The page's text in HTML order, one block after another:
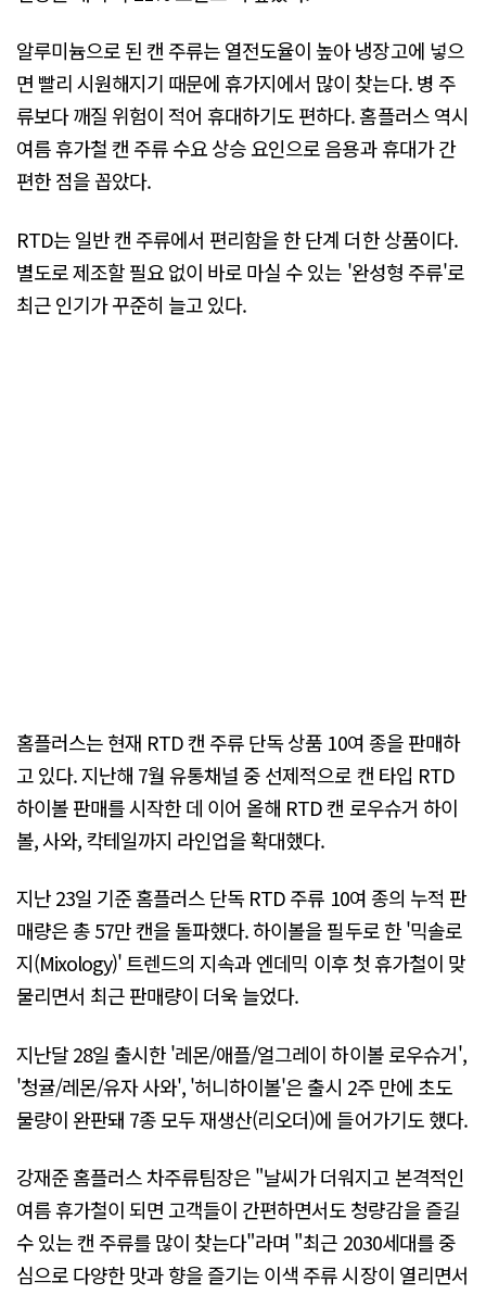
알루미늄으로 된 캔 주류는 열전도율이 높아 냉장고에 넣으
면 빨리 시원해지기 때문에 휴가지에서 많이 찾는다. 병 주
류보다 깨질 위험이 적어 휴대하기도 편하다. 홈플러스 역시
여름 휴가철 캔 주류 수요 상승 요인으로 음용과 휴대가 간
편한 점을 꼽았다.
RTD는 일반 캔 주류에서 편리함을 한 단계 더한 상품이다.
별도로 제조할 필요 없이 바로 마실 수 있는 '완성형 주류'로
최근 인기가 꾸준히 늘고 있다.
홈플러스는 현재 RTD 캔 주류 단독 상품 10여 종을 판매하
고 있다. 지난해 7월 유통채널 중 선제적으로 캔 타입 RTD
하이볼 판매를 시작한 데 이어 올해 RTD 캔 로우슈거 하이
볼, 사와, 칵테일까지 라인업을 확대했다.
지난 23일 기준 홈플러스 단독 RTD 주류 10여 종의 누적 판
매량은 총 57만 캔을 돌파했다. 하이볼을 필두로 한 '믹솔로
지(Mixology)' 트렌드의 지속과 엔데믹 이후 첫 휴가철이 맞
물리면서 최근 판매량이 더욱 늘었다.
지난달 28일 출시한 '레몬/애플/얼그레이 하이볼 로우슈거',
'청귤/레몬/유자 사와', '허니하이볼'은 출시 2주 만에 초도
물량이 완판돼 7종 모두 재생산(리오더)에 들어가기도 했다.
강재준 홈플러스 차주류팀장은 "날씨가 더워지고 본격적인
여름 휴가철이 되면 고객들이 간편하면서도 청량감을 즐길
수 있는 캔 주류를 많이 찾는다"라며 "최근 2030세대를 중
심으로 다양한 맛과 향을 즐기는 이색 주류 시장이 열리면서